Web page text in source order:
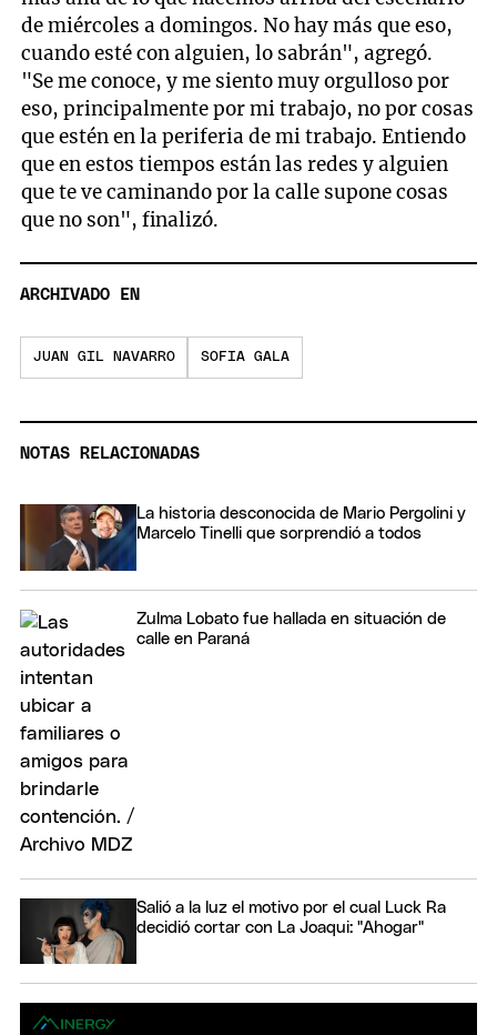
de miércoles a domingos. No hay más que eso,
cuando esté con alguien, lo sabrán", agregó.
"Se me conoce, y me siento muy orgulloso por
eso, principalmente por mi trabajo, no por cosas
que estén en la periferia de mi trabajo. Entiendo
que en estos tiempos están las redes y alguien
que te ve caminando por la calle supone cosas
que no son", finalizó.
ARCHIVADO EN
JUAN GIL NAVARRO SOFIA GALA
NOTAS RELACIONADAS
La historia desconocida de Mario Pergolini y
Marcelo Tinelli que sorprendió a todos
Zulma Lobato fue hallada en situación de
calle en Paraná
Salió a la luz el motivo por el cual Luck Ra
decidió cortar con La Joaqui: "Ahogar"